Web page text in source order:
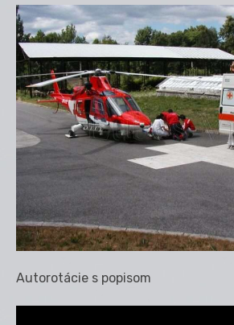
Autorotácie s popisom